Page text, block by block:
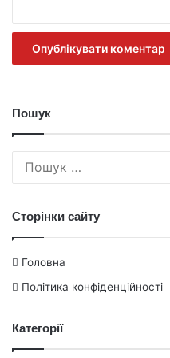
Пошук
Сторінки сайту
Головна
Політика конфіденційності
Категорії